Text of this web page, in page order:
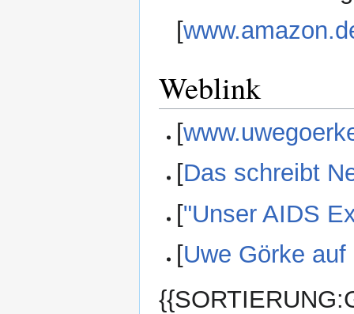
[
Weblink
[
[Das schreibt
["Unser AIDS
[Uwe Görke